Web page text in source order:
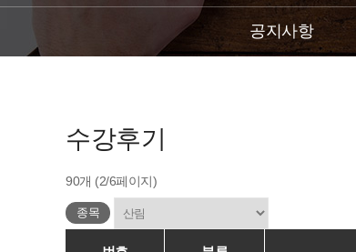
공지사항
수강후기
90개 (2/6페이지)
종목